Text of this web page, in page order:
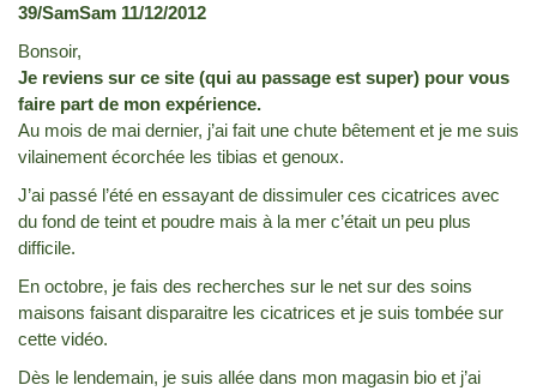
39/SamSam 11/12/2012
Bonsoir,
Je reviens sur ce site (qui au passage est super) pour vous
faire part de mon expérience.
Au mois de mai dernier, j’ai fait une chute bêtement et je me suis
vilainement écorchée les tibias et genoux.
J’ai passé l’été en essayant de dissimuler ces cicatrices avec
du fond de teint et poudre mais à la mer c’était un peu plus
difficile.
En octobre, je fais des recherches sur le net sur des soins
maisons faisant disparaitre les cicatrices et je suis tombée sur
cette vidéo.
Dès le lendemain, je suis allée dans mon magasin bio et j’ai